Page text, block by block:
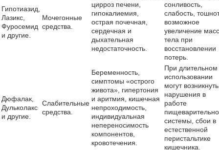
Гипотиазид,
Лазикс,
Фуросемид
и другие.
Мочегонные
средства.
цирроз печени,
гипокалиемия,
острая почечная,
сердечная и
дыхательная
недостаточность.
сонливость,
слабость,
возможное
увеличение
тела при
восстановлении
потерь.
Дюфалак,
Дульколакс
и другие.
Слабительные
средства.
Беременность,
симптомы «острого
живота», гипертония
и аритмия, кишечная
непроходимость,
индивидуальная
непереносимость
компонентов,
кровотечения.
При длительном
использовании
могут возникнуть
нарушения в
работе
системы, сбои в
естественной
перистальтике
кишечника.